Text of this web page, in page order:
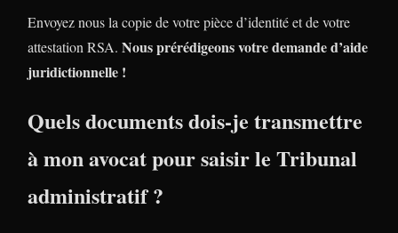
Envoyez nous la copie de votre pièce d’identité et de votre
attestation RSA. Nous prérédigeons votre demande d’aide
juridictionnelle !
Quels documents dois-je transmettre
à mon avocat pour saisir le Tribunal
administratif ?